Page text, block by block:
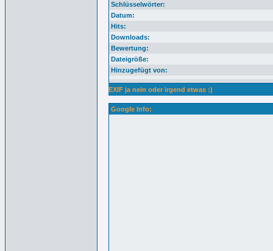
Schlüsselwörter:
Datum:
Hits:
Downloads:
Bewertung:
Dateigröße:
Hinzugefügt von:
EXIF ja nein oder irgend etwas :)
Google Info: